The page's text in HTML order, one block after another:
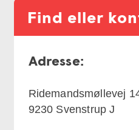
Find eller
Adresse:
Ridemandsmøllevej
9230 Svenstrup J